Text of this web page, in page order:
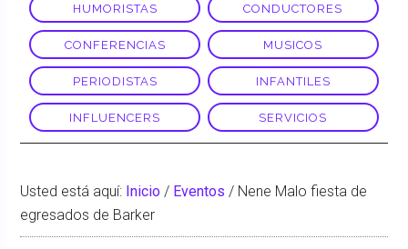
HUMORISTAS CONDUCTORES
CONFERENCIAS MUSICOS
PERIODISTAS INFANTILES
INFLUENCERS SERVICIOS
Usted está aquí: Inicio / Eventos / Nene Malo fiesta de
egresados de Barker